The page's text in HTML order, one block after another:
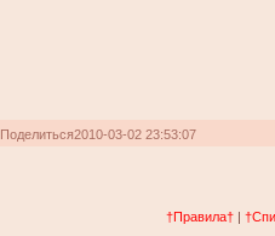
Поделиться2010-03-02 23:53:07
†Правила† |